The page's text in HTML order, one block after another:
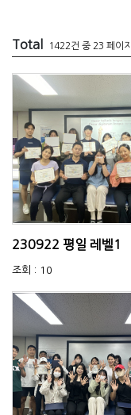
Total 1422건 중 23 페이지
230922 평일 레벨1
조회 : 10